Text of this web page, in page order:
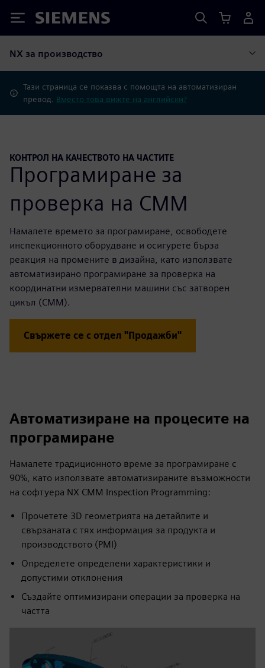
Siemens
NX за производство
Тази страница се показва с помощта на автоматизиран
превод. Вместо това вижте на английски?
КОНТРОЛ НА КАЧЕСТВОТО НА ЧАСТИТЕ
Програмиране за
проверка на CMM
Намалете времето за програмиране, освободете
инспекционното оборудване и осигурете бърза
реакция на промените в дизайна, като използвате
автоматизирано програмиране за проверка на
координатни измервателни машини със затворен
цикъл (CMM).
Свържете се с отдел "Продажби"
Автоматизиране на процесите на
програмиране
Намалете традиционното време за програмиране с
90%, като използвате автоматизираните възможности
на софтуера NX CMM Inspection Programming:
Прочетете 3D геометрията на детайлите и
свързаната с тях информация за продукта и
производството (PMI)
Определете определени характеристики и
допустими отклонения
Създайте оптимизирани операции за проверка на
частта